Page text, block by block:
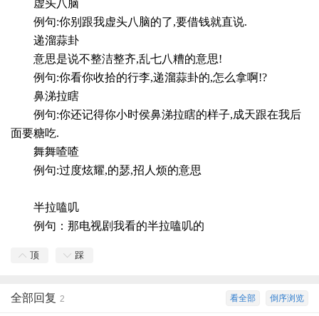
虚头八脑
例句:你别跟我虚头八脑的了,要借钱就直说.
递溜蒜卦
意思是说不整洁整齐,乱七八糟的意思!
例句:你看你收拾的行李,递溜蒜卦的,怎么拿啊!?
鼻涕拉瞎
例句:你还记得你小时侯鼻涕拉瞎的样子,成天跟在我后
面要糖吃.
舞舞喳喳
例句:过度炫耀,的瑟,招人烦的意思
半拉嗑叽
例句：那电视剧我看的半拉嗑叽的
顶 踩
倒序浏览
看全部
全部回复 2